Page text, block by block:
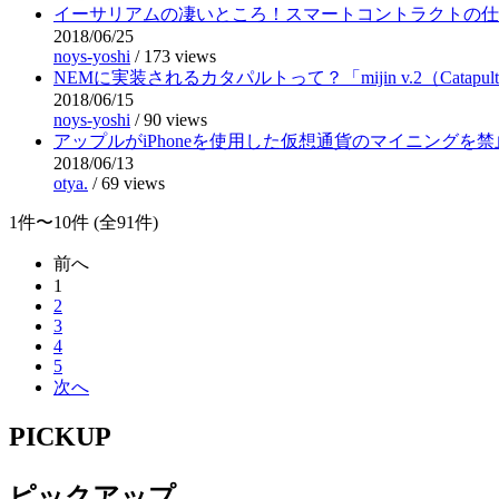
イーサリアムの凄いところ！スマートコントラクトの
2018/06/25
noys-yoshi / 173 views
NEMに実装されるカタパルトって？「mijin v.2（
2018/06/15
noys-yoshi /90 views
アップルがiPhoneを使用した仮想通貨のマイニングを禁
2018/06/13
otya. /69 views
1件〜10件 (全91件)
前へ
1
2
3
4
5
次へ
PICKUP